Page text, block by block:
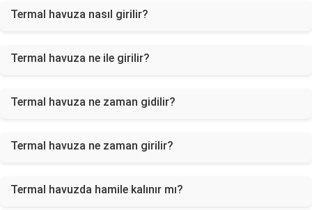
Termal havuza nasıl girilir?
Termal havuza ne ile girilir?
Termal havuza ne zaman gidilir?
Termal havuza ne zaman girilir?
Termal havuzda hamile kalınır mı?